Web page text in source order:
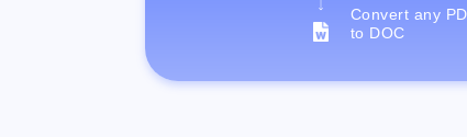
Convert any
to DOC